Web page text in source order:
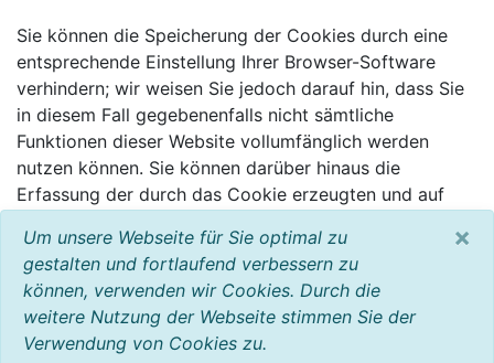
Sie können die Speicherung der Cookies durch eine
entsprechende Einstellung Ihrer Browser-Software
verhindern; wir weisen Sie jedoch darauf hin, dass Sie
in diesem Fall gegebenenfalls nicht sämtliche
Funktionen dieser Website vollumfänglich werden
nutzen können. Sie können darüber hinaus die
Erfassung der durch das Cookie erzeugten und auf
IP-Adresse) an Google sowie die Verarbeitung dieser
Daten durch Google verhindern, indem sie das unter
dem folgenden Link verfügbare Browser-Plugin
herunterladen und installieren:
http://tools.google.com/dlpage/gaoptout?hl=de.
Um unsere Webseite für Sie optimal zu
gestalten und fortlaufend verbessern zu
können, verwenden wir Cookies. Durch die
weitere Nutzung der Webseite stimmen Sie der
Verwendung von Cookies zu.
×